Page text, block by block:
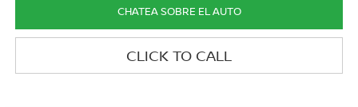
CHATEA SOBRE EL AUTO
CLICK TO CALL